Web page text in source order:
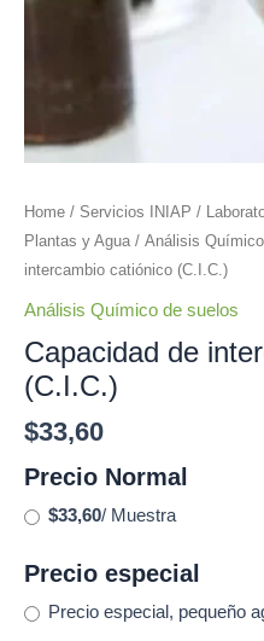
Home / Servicios INIAP /
Plantas y Agua / Análisis
intercambio catiónico (C.I.C.)
Análisis Químico de suelos
Capacidad de
(C.I.C.)
$33,60
Precio Normal
$33,60/ Muestra
Precio especial
Precio especial, pequeño